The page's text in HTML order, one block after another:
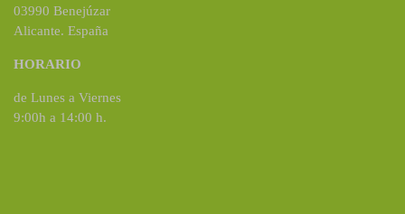
03990 Benejúzar
Alicante. España
HORARIO
de Lunes a Viernes
9:00h a 14:00 h.